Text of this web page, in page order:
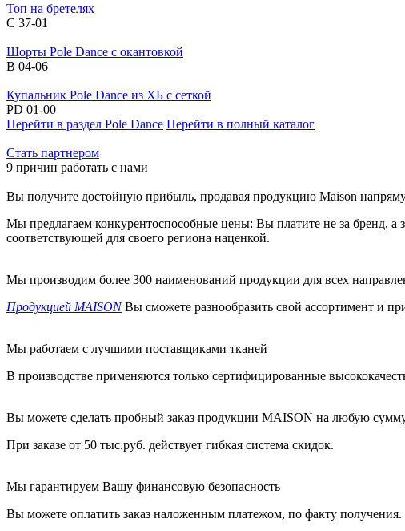
Топ на бретелях
С 37-01
Шорты Pole Dance с окантовкой
B 04-06
Купальник Pole Dance из ХБ с сеткой
PD 01-00
Перейти в раздел Pole Dance Перейти в полный каталог
Стать партнером
9 причин работать с нами
Вы получите достойную прибыль, продавая продукцию Maison
Мы предлагаем конкурентоспособные цены: Вы платите не за бренд,
соответствующей для своего региона наценкой.
Мы производим более 300 наименований продукции для всех
Продукцией MAISONВы cможете разнообразить свой ассортимент и
Мы работаем с лучшими поставщиками тканей
В производстве применяются только сертифицированные
Вы можете сделать пробный заказ продукции MAISON на любую
При заказе от 50 тыс.руб. действует гибкая система скидок.
Мы гарантируем Вашу финансовую безопасность
Вы можете оплатить заказ наложенным платежом, по факту получения.